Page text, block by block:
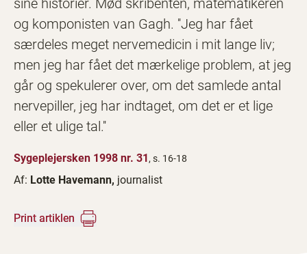
sine historier. Mød skribenten, matematikeren
og komponisten van Gagh. ''Jeg har fået
særdeles meget nervemedicin i mit lange liv;
men jeg har fået det mærkelige problem, at jeg
går og spekulerer over, om det samlede antal
nervepiller, jeg har indtaget, om det er et lige
eller et ulige tal.''
Sygeplejersken 1998 nr. 31, s. 16-18
Af: Lotte Havemann, journalist
Print artiklen